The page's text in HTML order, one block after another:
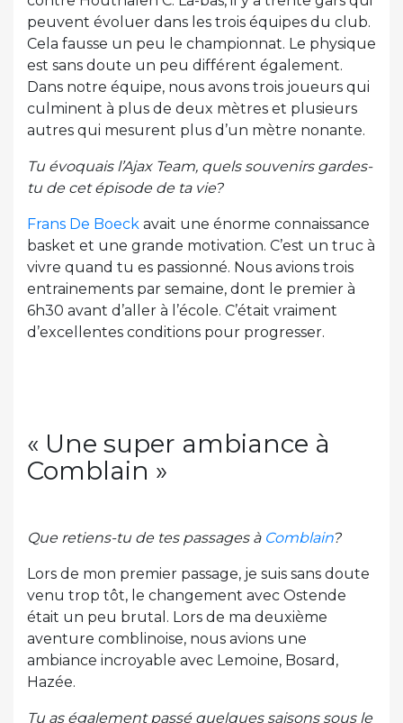
peuvent évoluer dans les trois équipes du club.
Cela fausse un peu le championnat. Le physique
est sans doute un peu différent également.
Dans notre équipe, nous avons trois joueurs qui
culminent à plus de deux mètres et plusieurs
autres qui mesurent plus d’un mètre nonante.
Tu évoquais l’Ajax Team, quels souvenirs gardes-
tu de cet épisode de ta vie?
Frans De Boeck avait une énorme connaissance
basket et une grande motivation. C’est un truc à
vivre quand tu es passionné. Nous avions trois
entrainements par semaine, dont le premier à
6h30 avant d’aller à l’école. C’était vraiment
d’excellentes conditions pour progresser.
« Une super ambiance à
Comblain »
Que retiens-tu de tes passages à Comblain?
Lors de mon premier passage, je suis sans doute
venu trop tôt, le changement avec Ostende
était un peu brutal. Lors de ma deuxième
aventure comblinoise, nous avions une
ambiance incroyable avec Lemoine, Bosard,
Hazée.
Tu as également passé quelques saisons sous le